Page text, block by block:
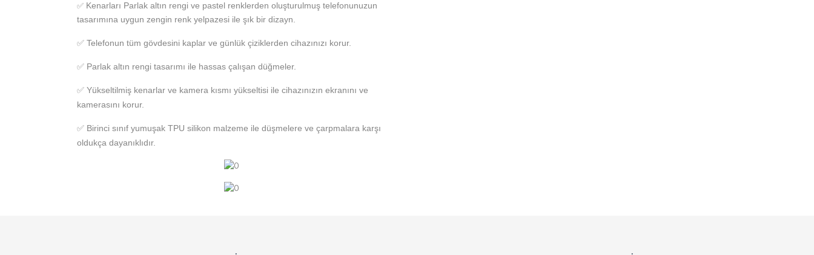
✅ Kenarları Parlak altın rengi ve pastel renklerden oluşturulmuş telefonunuzun
tasarımına uygun zengin renk yelpazesi ile şık bir dizayn.
✅ Telefonun tüm gövdesini kaplar ve günlük çiziklerden cihazınızı korur.
✅ Parlak altın rengi tasarımı ile hassas çalışan düğmeler.
✅ Yükseltilmiş kenarlar ve kamera kısmı yükseltisi ile cihazınızın ekranını ve
kamerasını korur.
✅ Birinci sınıf yumuşak TPU silikon malzeme ile düşmelere ve çarpmalara karşı
oldukça dayanıklıdır.